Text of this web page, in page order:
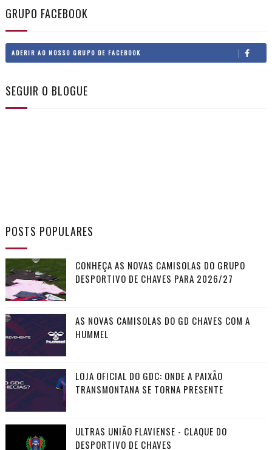
GRUPO FACEBOOK
ADERIR AO NOSSO GRUPO DE FACEBOOK
SEGUIR O BLOGUE
POSTS POPULARES
CONHEÇA AS NOVAS CAMISOLAS DO GRUPO
DESPORTIVO DE CHAVES PARA 2026/27
AS NOVAS CAMISOLAS DO GD CHAVES COM A
HUMMEL
LOJA OFICIAL DO GDC: ONDE A PAIXÃO
TRANSMONTANA SE TORNA PRESENTE
ULTRAS UNIÃO FLAVIENSE - CLAQUE DO
DESPORTIVO DE CHAVES